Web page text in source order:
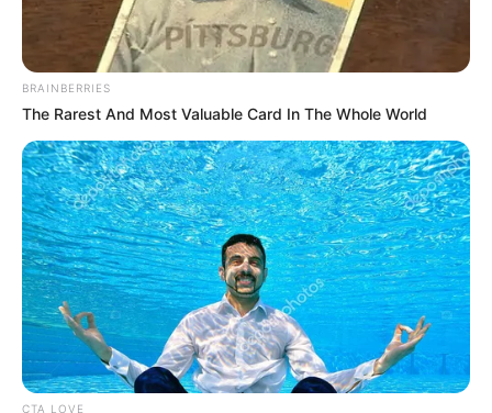
BRAINBERRIES
The Rarest And Most Valuable Card In The Whole World
CTA LOVE